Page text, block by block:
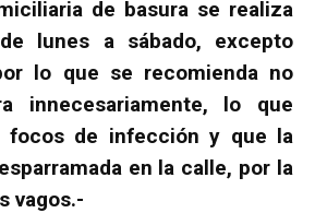
de basura se realiza
lunes a sábado, excepto
lo que se recomienda no
innecesariamente, lo que
focos de infección y que la
en la calle, por la
vagos.-